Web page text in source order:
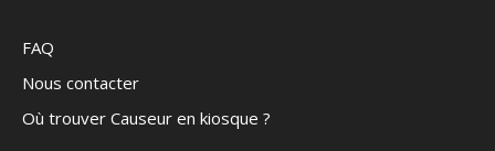
FAQ
Nous contacter
Où trouver Causeur en kiosque ?